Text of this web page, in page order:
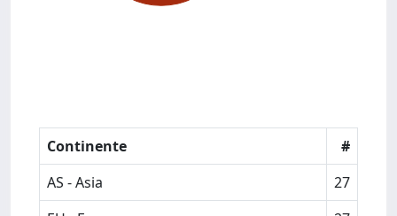
Continente
#
AS - Asia
27